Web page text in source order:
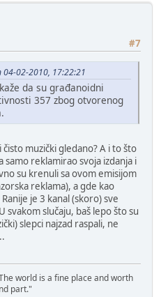
#7
04-02-2010, 17:22:21
da su građanoidni
357 zbog otvorenog
muzički gledano? A i to što
samo reklamirao svoja izdanja i
su krenuli sa ovom emisijom
reklama), a gde kao
je 3 kanal (skoro) sve
svakom slučaju, baš lepo što su
slepci najzad raspali, ne
world is a fine place and worth
part."